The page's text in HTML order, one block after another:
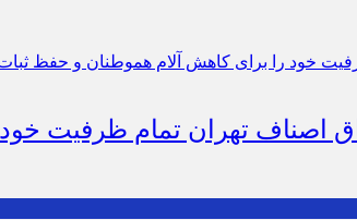
اصناف تهران تمام ظرفیت